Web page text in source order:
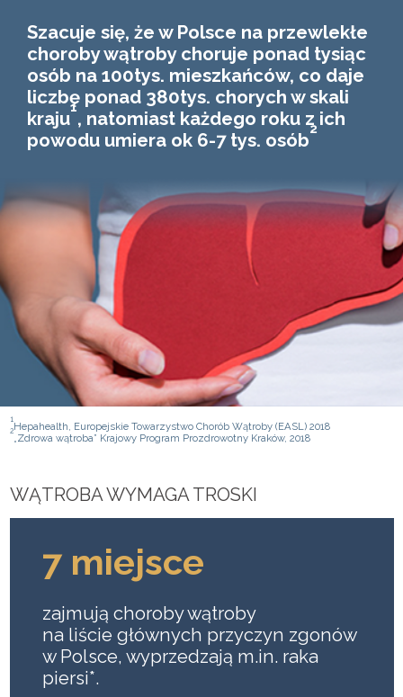
Szacuje się, że w Polsce na przewlekłe
choroby wątroby choruje ponad tysiąc
osób na 100tys. mieszkańców, co daje
liczbę ponad 380tys. chorych w skali
kraju
1
, natomiast każdego roku z ich
powodu umiera ok 6-7 tys. osób
2
1
Hepahealth, Europejskie Towarzystwo Chorób Wątroby (EASL) 2018
2
„Zdrowa wątroba” Krajowy Program Prozdrowotny Kraków, 2018
WĄTROBA WYMAGA TROSKI
7 miejsce
zajmują choroby wątroby
na liście głównych przyczyn zgonów
w Polsce, wyprzedzają m.in. raka
piersi*.